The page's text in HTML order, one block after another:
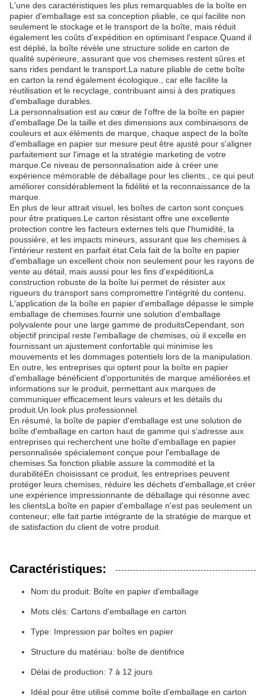
L'une des caractéristiques les plus remarquables de la boîte en
papier d'emballage est sa conception pliable, ce qui facilite non
seulement le stockage et le transport de la boîte, mais réduit
également les coûts d'expédition en optimisant l'espace.Quand il
est déplié, la boîte révèle une structure solide en carton de
qualité supérieure, assurant que vos chemises restent sûres et
sans rides pendant le transport.La nature pliable de cette boîte
en carton la rend également écologique., car elle facilite la
réutilisation et le recyclage, contribuant ainsi à des pratiques
d'emballage durables.
La personnalisation est au cœur de l'offre de la boîte en papier
d'emballage.De la taille et des dimensions aux combinaisons de
couleurs et aux éléments de marque, chaque aspect de la boîte
d'emballage en papier sur mesure peut être ajusté pour s'aligner
parfaitement sur l'image et la stratégie marketing de votre
marque.Ce niveau de personnalisation aide à créer une
expérience mémorable de déballage pour les clients., ce qui peut
améliorer considérablement la fidélité et la reconnaissance de la
marque.
En plus de leur attrait visuel, les boîtes de carton sont conçues
pour être pratiques.Le carton résistant offre une excellente
protection contre les facteurs externes tels que l'humidité, la
poussière, et les impacts mineurs, assurant que les chemises à
l'intérieur restent en parfait état.Cela fait de la boîte en papier
d'emballage un excellent choix non seulement pour les rayons de
vente au détail, mais aussi pour les fins d'expéditionLa
construction robuste de la boîte lui permet de résister aux
rigueurs du transport sans compromettre l'intégrité du contenu.
L'application de la boîte en papier d'emballage dépasse le simple
emballage de chemises.fournir une solution d'emballage
polyvalente pour une large gamme de produitsCependant, son
objectif principal reste l'emballage de chemises, où il excelle en
fournissant un ajustement confortable qui minimise les
mouvements et les dommages potentiels lors de la manipulation.
En outre, les entreprises qui optent pour la boîte en papier
d'emballage bénéficient d'opportunités de marque améliorées.et
informations sur le produit, permettant aux marques de
communiquer efficacement leurs valeurs et les détails du
produit.Un look plus professionnel.
En résumé, la boîte de papier d'emballage est une solution de
boîte d'emballage en carton haut de gamme qui s'adresse aux
entreprises qui recherchent une boîte d'emballage en papier
personnalisée spécialement conçue pour l'emballage de
chemises.Sa fonction pliable assure la commodité et la
durabilitéEn choisissant ce produit, les entreprises peuvent
protéger leurs chemises, réduire les déchets d'emballage,et créer
une expérience impressionnante de déballage qui résonne avec
les clientsLa boîte en papier d'emballage n'est pas seulement un
conteneur; elle fait partie intégrante de la stratégie de marque et
de satisfaction du client de votre produit.
Caractéristiques:
Nom du produit: Boîte en papier d'emballage
Mots clés: Cartons d'emballage en carton
Type: Impression par boîtes en papier
Structure du matériau: boîte de dentifrice
Délai de production: 7 à 12 jours
Idéal pour être utilisé comme boîte d'emballage en carton